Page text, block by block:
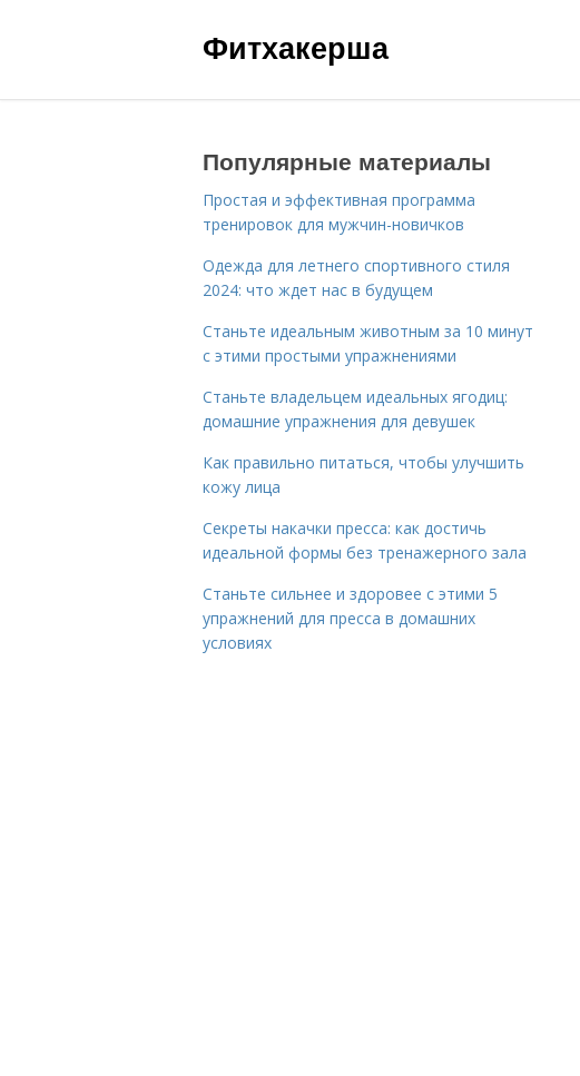
Фитхакерша
Популярные материалы
Простая и эффективная программа
тренировок для мужчин-новичков
Одежда для летнего спортивного стиля
2024: что ждет нас в будущем
Станьте идеальным животным за 10 минут
с этими простыми упражнениями
Станьте владельцем идеальных ягодиц:
домашние упражнения для девушек
Как правильно питаться, чтобы улучшить
кожу лица
Секреты накачки пресса: как достичь
идеальной формы без тренажерного зала
Станьте сильнее и здоровее с этими 5
упражнений для пресса в домашних
условиях